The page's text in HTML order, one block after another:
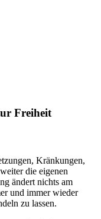
Freiheit
Kränkungen,
die eigenen
ändert nichts am
und immer wieder
zu lassen.